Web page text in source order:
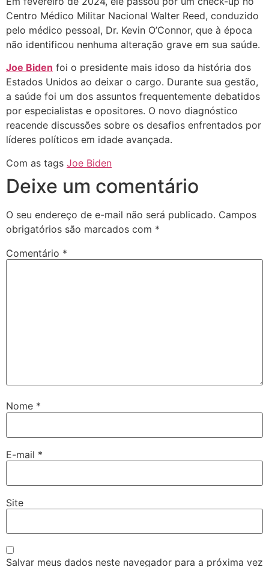
Centro Médico Militar Nacional Walter Reed, conduzido
pelo médico pessoal, Dr. Kevin O’Connor, que à época
não identificou nenhuma alteração grave em sua saúde.
Joe Biden foi o presidente mais idoso da história dos
Estados Unidos ao deixar o cargo. Durante sua gestão,
a saúde foi um dos assuntos frequentemente debatidos
por especialistas e opositores. O novo diagnóstico
reacende discussões sobre os desafios enfrentados por
líderes políticos em idade avançada.
Com as tags Joe Biden
Deixe um comentário
O seu endereço de e-mail não será publicado. Campos
obrigatórios são marcados com *
Comentário *
Nome *
E-mail *
Site
Salvar meus dados neste navegador para a próxima vez